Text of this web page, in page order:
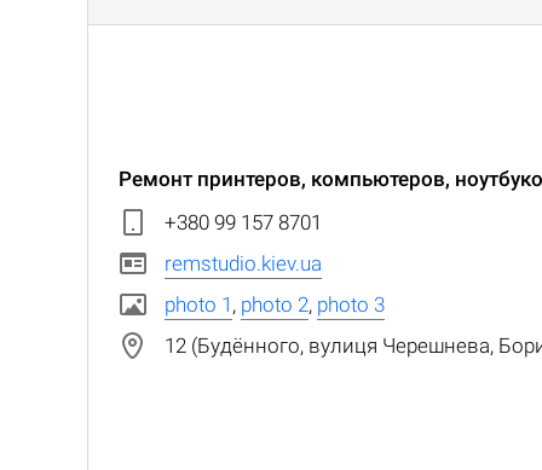
Ремонт принтеров, компьютеров,
+380 99 157 8701
remstudio.kiev.ua
photo 1 , photo 2, photo 3
12 (Будённого, вулиця Черешнева,